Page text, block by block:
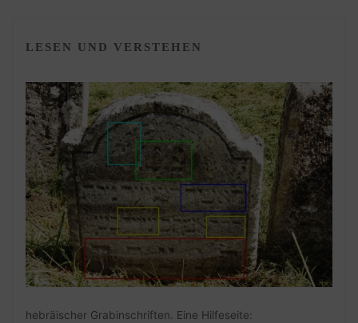
LESEN UND VERSTEHEN
hebräischer Grabinschriften. Eine Hilfeseite: